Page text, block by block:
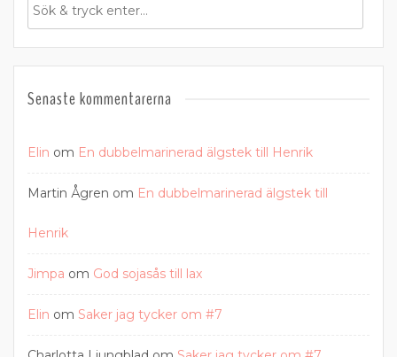
Senaste kommentarerna
Elin om En dubbelmarinerad älgstek till Henrik
Martin Ågren om En dubbelmarinerad älgstek till
Henrik
Jimpa om God sojasås till lax
Elin om Saker jag tycker om #7